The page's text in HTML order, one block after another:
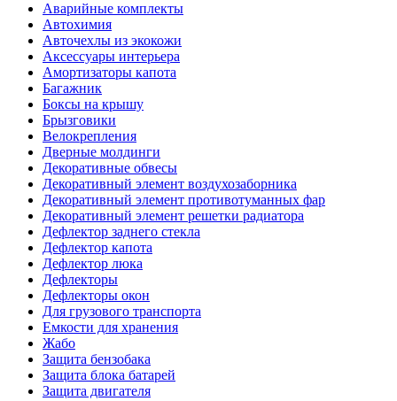
Аварийные комплекты
Автохимия
Авточехлы из экокожи
Аксессуары интерьера
Амортизаторы капота
Багажник
Боксы на крышу
Брызговики
Велокрепления
Дверные молдинги
Декоративные обвесы
Декоративный элемент воздухозаборника
Декоративный элемент противотуманных фар
Декоративный элемент решетки радиатора
Дефлектор заднего стекла
Дефлектор капота
Дефлектор люка
Дефлекторы
Дефлекторы окон
Для грузового транспорта
Емкости для хранения
Жабо
Защита бензобака
Защита блока батарей
Защита двигателя